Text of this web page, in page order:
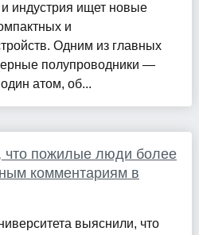
индустрия ищет новые
и
Одним из главных
полупроводники —
атом, об...
что пожилые люди более
комментариям в
выяснили, что